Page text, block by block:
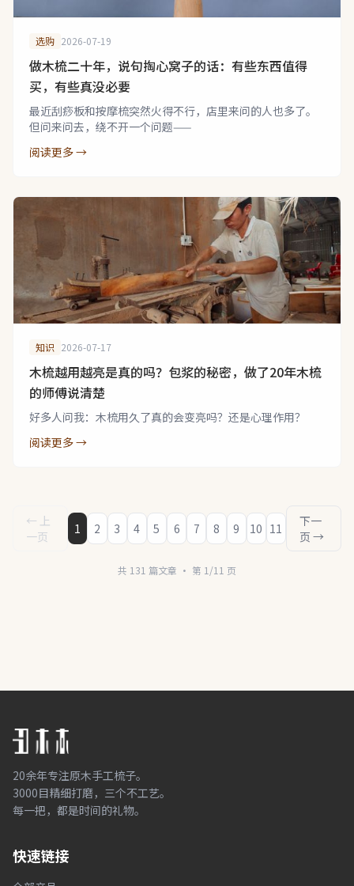
选购 2026-07-19
做木梳二十年，说句掏心窝子的话：有些东西值得
买，有些真没必要
最近刮痧板和按摩梳突然火得不行，店里来问的人也多了。
但问来问去，绕不开一个问题——
阅读更多 →
知识 2026-07-17
木梳越用越亮是真的吗？包浆的秘密，做了20年木梳
的师傅说清楚
好多人问我：木梳用久了真的会变亮吗？还是心理作用？
阅读更多 →
← 上
一页
1 2 3 4 5 6 7 8 9 10 11
下一
页 →
共 131 篇文章 · 第 1/11 页
20余年专注原木手工梳子。
3000目精细打磨，三个不工艺。
每一把，都是时间的礼物。
快速链接